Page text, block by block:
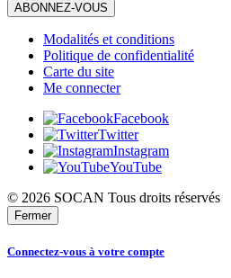
ABONNEZ-VOUS
Modalités et conditions
Politique de confidentialité
Carte du site
Me connecter
Facebook
Twitter
Instagram
YouTube
© 2026 SOCAN Tous droits réservés
Fermer
Connectez-vous à votre compte